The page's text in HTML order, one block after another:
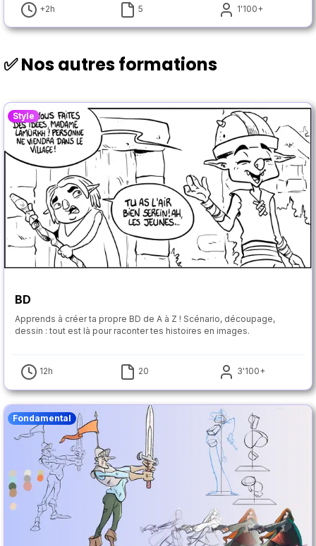
+2h 5 1'100+
✅ Nos autres formations
Style
BD
Apprends à créer ta propre BD de A à Z ! Scénario, découpage,
dessin : tout est là pour raconter tes histoires en images.
12h 20 3'100+
Fondamental